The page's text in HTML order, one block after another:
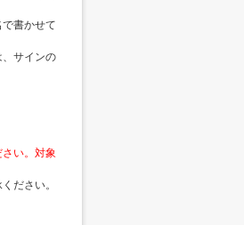
書かせて
、サインの
い。対象
ださい。